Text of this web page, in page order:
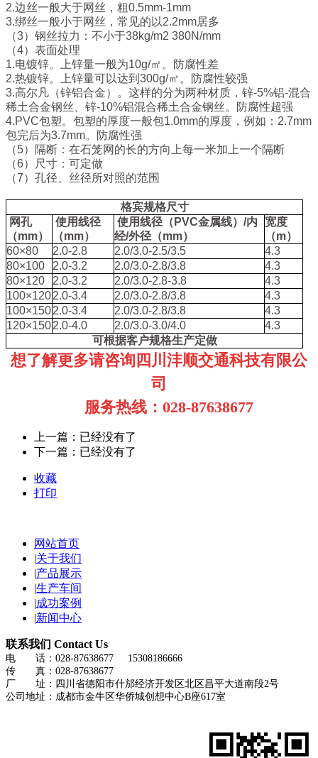
2.边丝一般大于网丝，粗0.5mm-1mm
3.绑丝一般小于网丝，常见的以2.2mm居多
（3）钢丝拉力：不小于38kg/m2 380N/mm
（4）表面处理
1.电镀锌。上锌量一般为10g/㎡。防腐性差
2.热镀锌。上锌量可以达到300g/㎡ 。防腐性较强
3.高尔凡（锌铝合金）。这样的分为两种材质，锌-5%铝-混合
稀土合金钢丝、锌-10%铝混合稀土合金钢丝。防腐性超强
4.PVC包塑。包塑的厚度一般包1.0mm的厚度，例如：2.7mm
包完后为3.7mm。防腐性强
（5）隔断：在石笼网的长的方向上每一米加上一个隔断
（6）尺寸：可定做
（7）孔径、丝径所对照的范围
格宾规格尺寸
网孔
（mm）
使用线径
（mm）
使用线径（PVC金属线）/内
经/外径（mm）
宽度
（m）
60×80
2.0-2.8 2.0/3.0-2.5/3.5
4.3
80×100
2.0-3.2 2.0/3.0-2.8/3.8
4.3
80×120
2.0-3.2 2.0/3.0-2.8-3.8
4.3
100×1202.0-3.4 2.0/3.0-2.8/3.8
4.3
100×1502.0-3.4 2.0/3.0-2.8/3.8
4.3
120×1502.0-4.0 2.0/3.0-3.0/4.0
4.3
可根据客户规格生产定做
想了解更多请咨询四川沣顺交通科技有限公
司
服务热线：028-87638677
上一篇：已经没有了
下一篇：已经没有了
收藏
打印
网站首页
|关于我们
|产品展示
|生产车间
|成功案例
|新闻中心
联系我们 Contact Us
电 话：028-87638677 15308186666
传 真：028-87638677
厂 址：四川省德阳市什邡经济开发区北区昌平大道南段2号
公司地址：成都市金牛区华侨城创想中心B座617室